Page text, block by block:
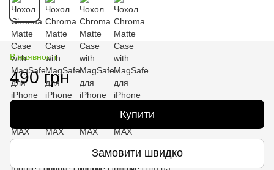
В наявності
490 грн
Купити
Замовити швидко